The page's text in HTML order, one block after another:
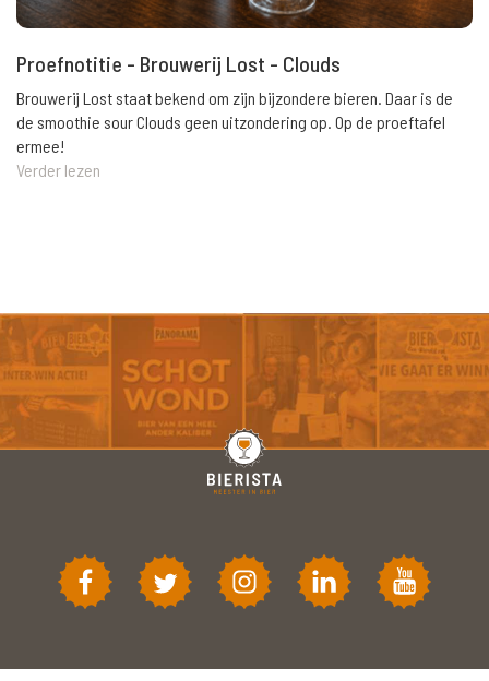
Proefnotitie - Brouwerij Lost - Clouds
Brouwerij Lost staat bekend om zijn bijzondere bieren. Daar is de
de smoothie sour Clouds geen uitzondering op. Op de proeftafel
ermee!
Verder lezen